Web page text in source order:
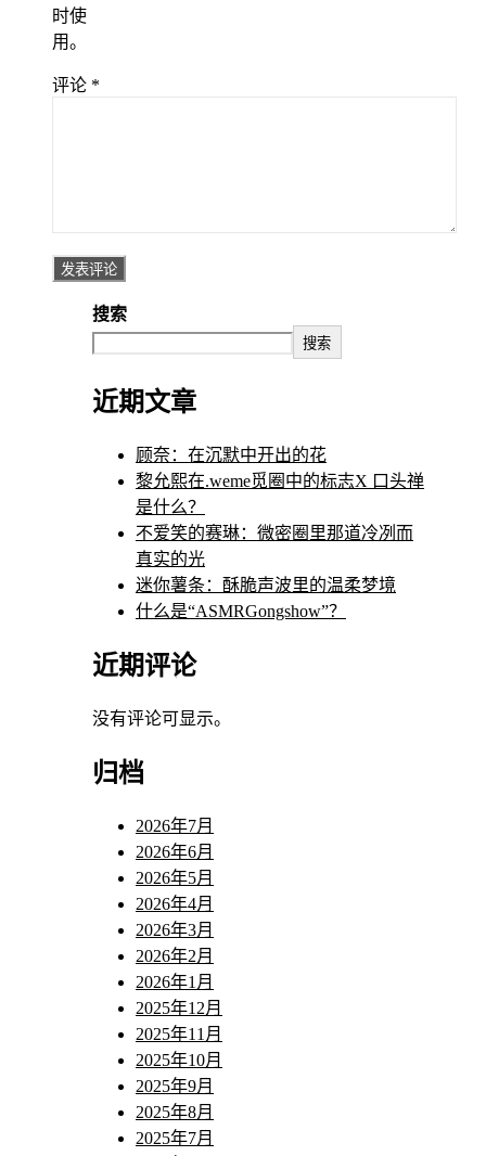
时使
用。
评论 *
搜索
搜索
近期文章
顾奈：在沉默中开出的花
黎允熙在.weme觅圈中的标志X 口头禅
是什么？
不爱笑的赛琳：微密圈里那道冷冽而
真实的光
迷你薯条：酥脆声波里的温柔梦境
什么是“ASMRGongshow”？
近期评论
没有评论可显示。
归档
2026年7月
2026年6月
2026年5月
2026年4月
2026年3月
2026年2月
2026年1月
2025年12月
2025年11月
2025年10月
2025年9月
2025年8月
2025年7月